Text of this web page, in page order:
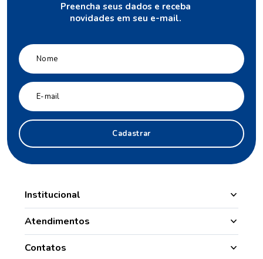
Preencha seus dados e receba
novidades em seu e-mail.
Cadastrar
Institucional
Manipulação
Quem Somos
Atendimentos
Nossas Lojas
Contatos